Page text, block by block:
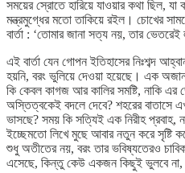
সময়ের স্রোতে হারিয়ে যাওয়ার কথা ছিল,
মন্ত্রমুগ্ধের মতো তাকিয়ে রইল। চোখের
বার্তা : ‘তোমার জানা সত্য নয়, তার
এই বার্তা যেন গোপন ইতিহাসের নিঃশব্দ
হয়নি, বরং ভুলিয়ে দেওয়া হয়েছে। এক
কি কেবল কাগজ আর কালির সমষ্টি, নাকি
অস্তিত্বকেই বদলে দেবে? শহরের বাতাসে
ভাসছে? সময় কি সত্যিই এক নিরীহ
ইচ্ছেমতো লিখে মুছে আবার নতুন করে
শুধু অতীতের নয়, বরং তার ভবিষ্যতেরও
এসেছে, কিন্তু কেউ একজন কিছুই ভুলবে না,